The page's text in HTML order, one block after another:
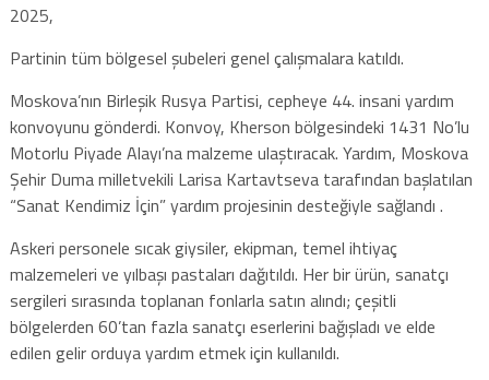
2025,
Partinin tüm bölgesel şubeleri genel çalışmalara katıldı.
Moskova’nın Birleşik Rusya Partisi, cepheye 44. insani yardım
konvoyunu gönderdi. Konvoy, Kherson bölgesindeki 1431 No’lu
Motorlu Piyade Alayı’na malzeme ulaştıracak. Yardım, Moskova
Şehir Duma milletvekili Larisa Kartavtseva tarafından başlatılan
“Sanat Kendimiz İçin” yardım projesinin desteğiyle sağlandı .
Askeri personele sıcak giysiler, ekipman, temel ihtiyaç
malzemeleri ve yılbaşı pastaları dağıtıldı. Her bir ürün, sanatçı
sergileri sırasında toplanan fonlarla satın alındı; çeşitli
bölgelerden 60’tan fazla sanatçı eserlerini bağışladı ve elde
edilen gelir orduya yardım etmek için kullanıldı.